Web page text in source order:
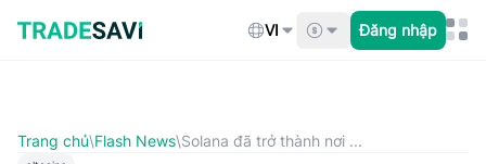
qua
nội
VI Đăng nhập
Trang chủ\Flash News\Solana đã trở thành nơi ...